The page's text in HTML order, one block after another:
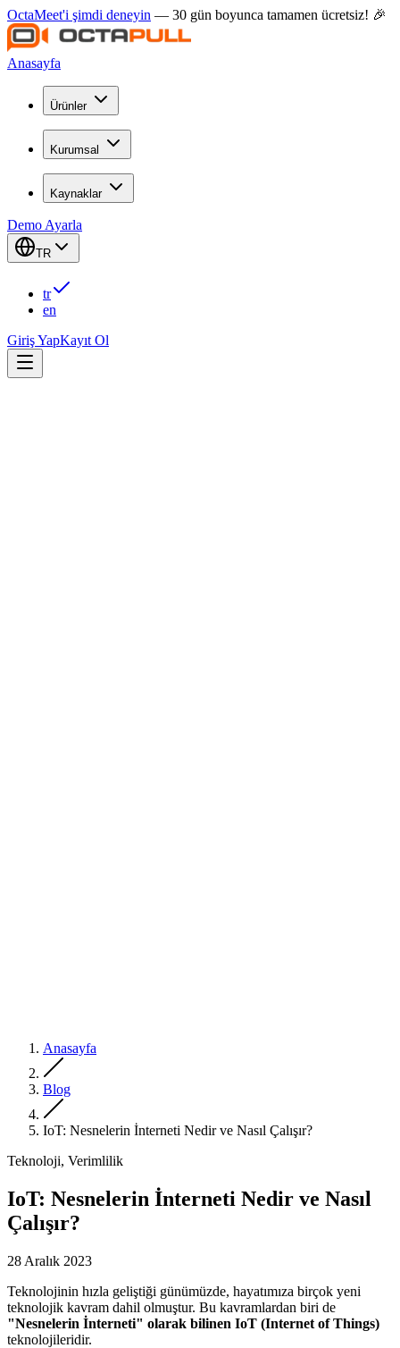
OctaMeet'i şimdi deneyin — 30 gün boyunca tamamen ücretsiz! 🎉
Anasayfa
Ürünler
Kurumsal
Kaynaklar
Demo Ayarla
TR
tr
en
Giriş YapKayıt Ol
Anasayfa
Blog
IoT: Nesnelerin İnterneti Nedir ve Nasıl Çalışır?
Teknoloji, Verimlilik
IoT: Nesnelerin İnterneti Nedir ve Nasıl
Çalışır?
28 Aralık 2023
Teknolojinin hızla geliştiği günümüzde, hayatımıza birçok yeni
teknolojik kavram dahil olmuştur. Bu kavramlardan biri de
"Nesnelerin İnterneti" olarak bilinen IoT (Internet of Things)
teknolojileridir.